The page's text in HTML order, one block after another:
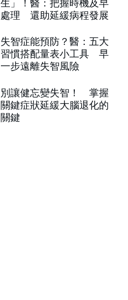
生」！醫：把握時機及早
處理 還助延緩病程發展
失智症能預防？醫：五大
習慣搭配量表小工具 早
一步遠離失智風險
別讓健忘變失智！ 掌握
關鍵症狀延緩大腦退化的
關鍵